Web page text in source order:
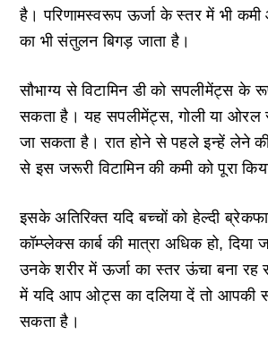
है। परिणामस्वरूप ऊर्जा के स्तर में भी
का भी संतुलन बिगड़ जाता है।
सौभाग्य से विटामिन डी को सपलीमेंट्स के
सकता है। यह सपलीमेंट्स, गोली या ओरल
जा सकता है। रात होने से पहले इन्हें लेने
से इस जरूरी विटामिन की कमी को पूरा
इसके अतिरिक्त यदि बच्चों को हेल्दी
कॉम्प्लेक्स कार्ब की मात्रा अधिक हो, दिया
उनके शरीर में ऊर्जा का स्तर ऊंचा बना
में यदि आप ओट्स का दलिया दें तो आपकी
सकता है।